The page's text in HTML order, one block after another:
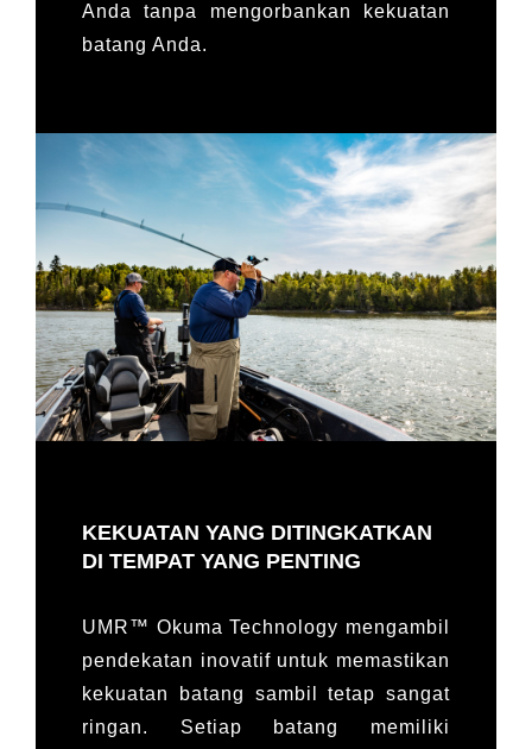
Anda tanpa mengorbankan kekuatan
batang Anda.
KEKUATAN YANG DITINGKATKAN
DI TEMPAT YANG PENTING
UMR™ Okuma Technology mengambil
pendekatan inovatif untuk memastikan
kekuatan batang sambil tetap sangat
ringan. Setiap batang memiliki